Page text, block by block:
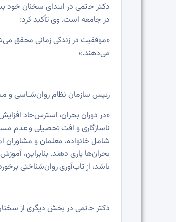
دکتر حاتمی در ابتدای سخنان خود
در جامعه است. وی تأکید کرد:
«موفقیت در زندگی زمانی محقق
می‌دهند.»
رئیس سازمان نظام روان‌شناسی و
«در دوران بحران، استرس‌حاد
ناسازگاری و افت تحصیلی و عدم
شامل خانواده، معلمان و مشاوران
بحران‌ها یاری دهند. بنابراین،
باشد، از تاب‌آوری روان‌شناختی
دکتر حاتمی در بخش دیگری از